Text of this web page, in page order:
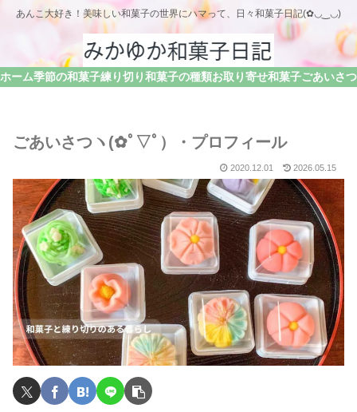
あんこ大好き！美味しい和菓子の世界にハマって、日々和菓子日記(✿◡‿◡)
ホーム季節の和菓子練り切り和菓子の種類お取り寄せ和菓子
ごあいさつヽ(✿ﾟ▽ﾟ）・プロフィール
2020.12.01 2026.05.15